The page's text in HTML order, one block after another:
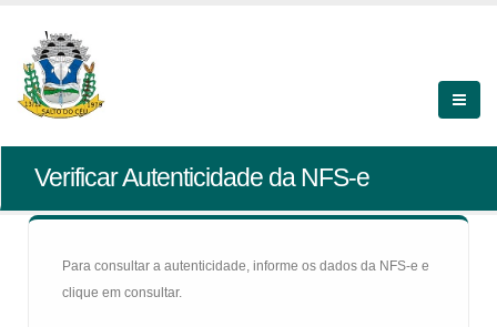
Verificar Autenticidade da NFS-e
Para consultar a autenticidade, informe os dados da NFS-e e
clique em consultar.